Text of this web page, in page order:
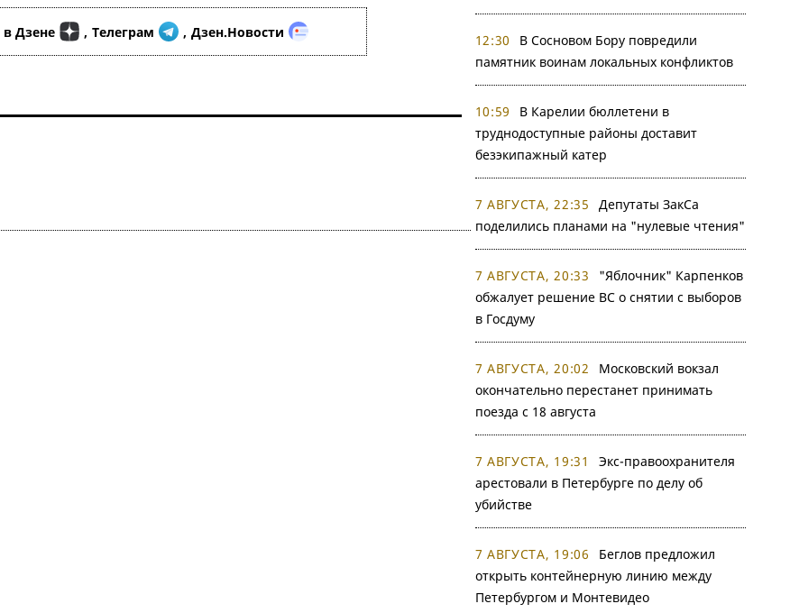
в Дзене , Телеграм , Дзен.Новости 12:30
В Сосновом Бору повредили
памятник воинам локальных конфликтов
10:59
В Карелии бюллетени в
труднодоступные районы доставит
безэкипажный катер
7 АВГУСТА, 22:35
Депутаты ЗакСа
поделились планами на "нулевые чтения"
7 АВГУСТА, 20:33
"Яблочник" Карпенков
обжалует решение ВС о снятии с выборов
в Госдуму
7 АВГУСТА, 20:02
Московский вокзал
окончательно перестанет принимать
поезда с 18 августа
7 АВГУСТА, 19:31
Экс-правоохранителя
арестовали в Петербурге по делу об
убийстве
7 АВГУСТА, 19:06
Беглов предложил
открыть контейнерную линию между
Петербургом и Монтевидео